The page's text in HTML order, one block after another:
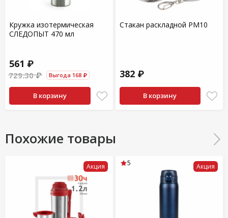
Кружка изотермическая
СЛЕДОПЫТ 470 мл
561 ₽
729.30 ₽ Выгода 168 ₽
В корзину
Стакан раскладной РМ10
382 ₽
В корзину
Похожие товары
Акция Акция
5